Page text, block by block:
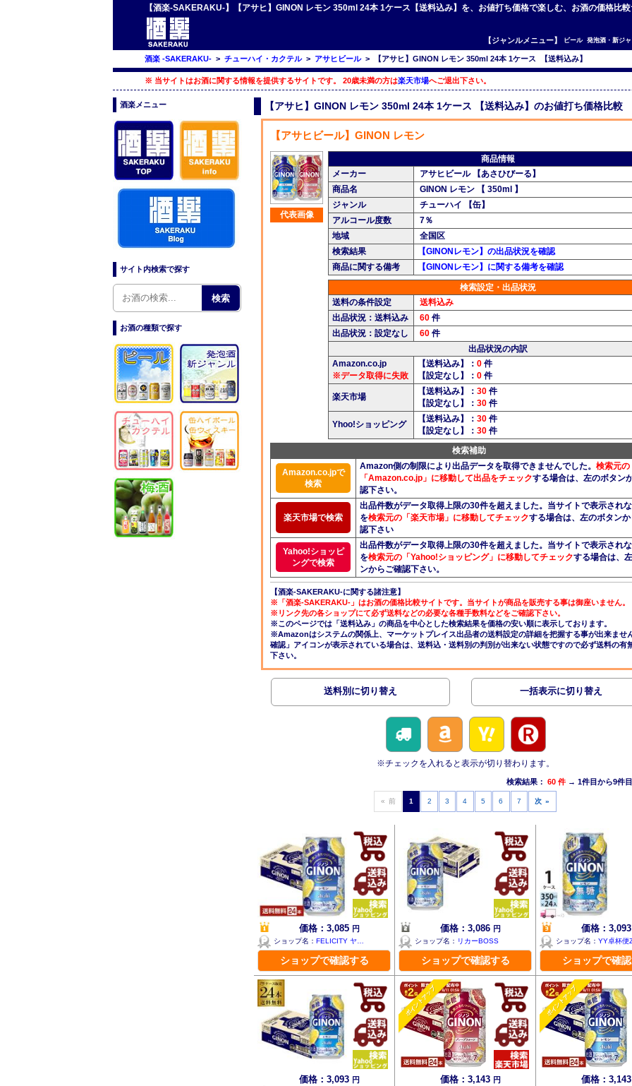
【酒楽-SAKERAKU-】【アサヒ】GINON レモン 350ml 24本 1ケース【送料込み】を、お値打ち価格で楽しむ、お酒の価格比較
【ジャンルメニュー】 ビール 発泡酒・新ジ
酒楽 -SAKERAKU- > チューハイ・カクテル > アサヒビール > 【アサヒ】GINON レモン 350ml 24本 1ケース 【送料込み】
※ 当サイトはお酒に関する情報を提供するサイトです。 20歳未満の方は楽天市場へご退出下さい。
酒楽メニュー
サイト内検索で探す
検索
お酒の種類で探す
【アサヒ】GINON レモン 350ml 24本 1ケース 【送料込み】のお値打ち価格比較
【アサヒビール】GINON レモン
代表画像
商品情報
メーカー
アサヒビール 【あさひびーる】
商品名
GINON レモン 【 350ml 】
ジャンル
チューハイ 【缶】
アルコール度数
7％
地域
全国区
検索結果
【GINONレモン】の出品状況を確認
商品に関する備考
【GINONレモン】に関する備考を確認
検索設定・出品状況
送料の条件設定
送料込み
出品状況：送料込み
60 件
出品状況：設定なし
60 件
出品状況の内訳
Amazon.co.jp
※データ取得に失敗
【送料込み】： 0 件
【設定なし】： 0 件
楽天市場
【送料込み】： 30 件
【設定なし】： 30 件
Yhoo!ショッピング
【送料込み】： 30 件
【設定なし】： 30 件
検索補助
Amazon.co.jpで
検索
Amazon側の制限により出品データを取得できませんでした。 検索元の
「Amazon.co.jp」に移動して出品をチェックする場合は、左のボタン
認下さい。
楽天市場で検索
出品件数がデータ取得上限の30件を超えました。当サイトで表示され
を検索元の「楽天市場」に移動してチェックする場合は、左のボタン
認下さい
Yahoo!ショッピ
ングで検索
出品件数がデータ取得上限の30件を超えました。当サイトで表示され
を検索元の「Yahoo!ショッピング」に移動してチェックする場合は、
ンからご確認下さい。
【酒楽-SAKERAKU-に関する諸注意】
※「酒楽-SAKERAKU-」はお酒の価格比較サイトです。当サイトが商品を販売する事は御座いません。
※リンク先の各ショップにて必ず送料などの必要な各種手数料などをご確認下さい。
※このページでは「送料込み」の商品を中心とした検索結果を価格の安い順に表示しております。
※Amazonはシステムの関係上、マーケットプレイス出品者の送料設定の詳細を把握する事が出来ませ
確認」アイコンが表示されている場合は、送料込・送料別の判別が出来ない状態ですので必ず送料の有
下さい。
送料別に切り替え 一括表示に切り替え
※チェックを入れると表示が切り替わります。
検索結果： 60 件 → 1件目から9件
« 前 1 2 3 4 5 6 7 次 »
価格：3,085 円
ショップ名： FELICITY ヤ…
ショップで確認する
価格：3,086 円
ショップ名： リカーBOSS
ショップで確認する
価格：3,093
ショップ名： YY卓杯便
ショップで確
価格：3,093 円
ポイントアップ
価格：3,143 円
ポイントアップ
価格：3,143